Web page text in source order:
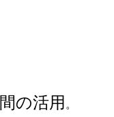
の活用 。